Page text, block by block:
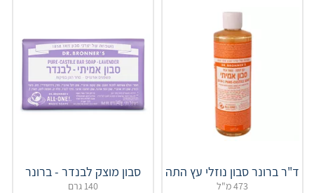
ד"ר ברונר סבון נוזלי עץ התה
473 מ"ל
סבון מוצק לבנדר - ברונר
140 גרם